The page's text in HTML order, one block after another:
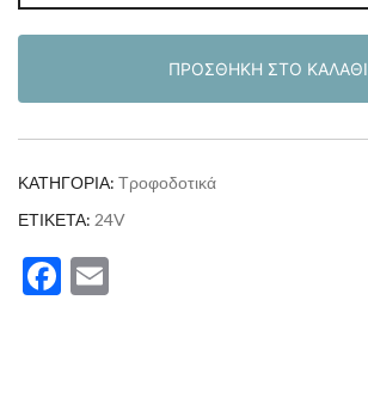
24V
6.5A
LRS-
150-
ΠΡΟΣΘΉΚΗ ΣΤΟ ΚΑΛΆΘΙ
ΚΑΤΗΓΟΡΊΑ: Τροφοδοτικά
ΕΤΙΚΈΤΑ: 24V
Facebook